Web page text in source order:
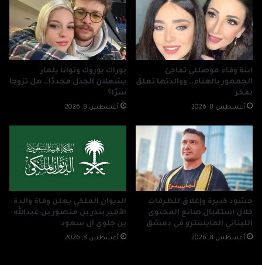
ابنة وفاء موصللي تفاجئ
الجمهور بالغناء.. ووالدتها تعلق
بفخر
أغسطس 8, 2026
بوراك يوروك وتوانا يلماز
يشعلان الجدل مجددًا.. هل تزوجا
سرًا؟
أغسطس 8, 2026
حشود كبيرة وإغلاق للطرقات
خلال استقبال صانع المحتوى
اللبناني المايسترو في دمشق
أغسطس 8, 2026
الديوان الملكي يعلن وفاة والدة
الأمير بندر بن منصور بن عبدالله
بن جلوي آل سعود
أغسطس 8, 2026